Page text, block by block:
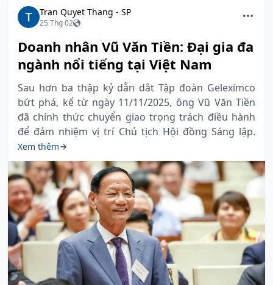
Tran Quyet Thang - SP
25 Thg 02
Doanh nhân Vũ Văn Tiền: Đại gia đa
ngành nổi tiếng tại Việt Nam
Sau hơn ba thập kỷ dẫn dắt Tập đoàn Geleximco
bứt phá, kể từ ngày 11/11/2025, ông Vũ Văn Tiền
đã chính thức chuyển giao trọng trách điều hành
để đảm nhiệm vị trí Chủ tịch Hội đồng Sáng lập.
Xem thêm